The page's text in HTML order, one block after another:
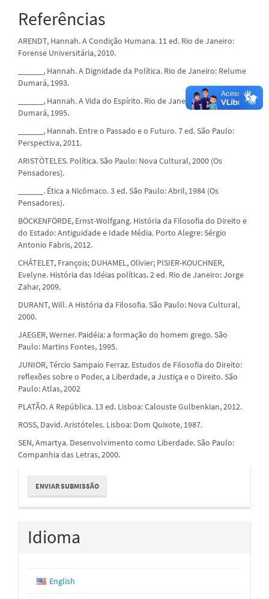
Referências
ARENDT, Hannah. A Condição Humana. 11 ed. Rio de Janeiro:
Forense Universitária, 2010.
______, Hannah. A Dignidade da Política. Rio de Janeiro: Relume
Dumará, 1993.
______, Hannah. A Vida do Espírito. Rio de Janeiro: Relume
Dumará, 1995.
______, Hannah. Entre o Passado e o Futuro. 7 ed. São Paulo:
Perspectiva, 2011.
ARISTÓTELES. Política. São Paulo: Nova Cultural, 2000 (Os
Pensadores).
______. Ética a Nicômaco. 3 ed. São Paulo: Abril, 1984 (Os
Pensadores).
BÖCKENFÖRDE, Ernst-Wolfgang. História da Filosofia do Direito e
do Estado: Antiguidade e Idade Média. Porto Alegre: Sérgio
Antonio Fabris, 2012.
CHÂTELET, François; DUHAMEL, Olivier; PISIER-KOUCHNER,
Evelyne. História das Idéias políticas. 2 ed. Rio de Janeiro: Jorge
Zahar, 2009.
DURANT, Will. A História da Filosofia. São Paulo: Nova Cultural,
2000.
JAEGER, Werner. Paidéia: a formação do homem grego. São
Paulo: Martins Fontes, 1995.
JUNIOR, Tércio Sampaio Ferraz. Estudos de Filosofia do Direito:
reflexões sobre o Poder, a Liberdade, a Justiça e o Direito. São
Paulo: Atlas, 2002
PLATÃO. A República. 13 ed. Lisboa: Calouste Gulbenkian, 2012.
ROSS, David. Aristóteles. Lisboa: Dom Quixote, 1987.
SEN, Amartya. Desenvolvimento como Liberdade. São Paulo:
Companhia das Letras, 2000.
Enviar
Submissão
ENVIAR SUBMISSÃO
Idioma
English